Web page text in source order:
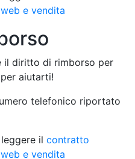
e vendita
il diritto di rimborso per
aiutarti!
telefonico riportato
il contratto
e vendita